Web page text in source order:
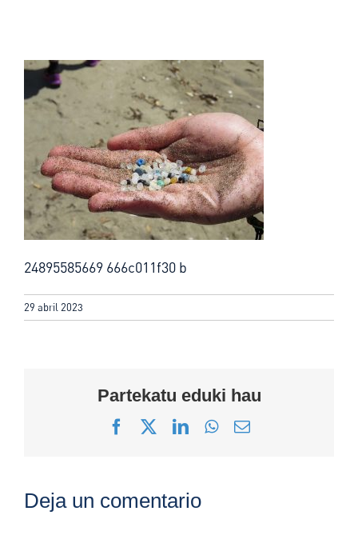
24895585669 666c011f30 b
29 abril 2023
Partekatu eduki hau
Facebook
X LinkedInWhatsApp
Correo
Deja un comentario